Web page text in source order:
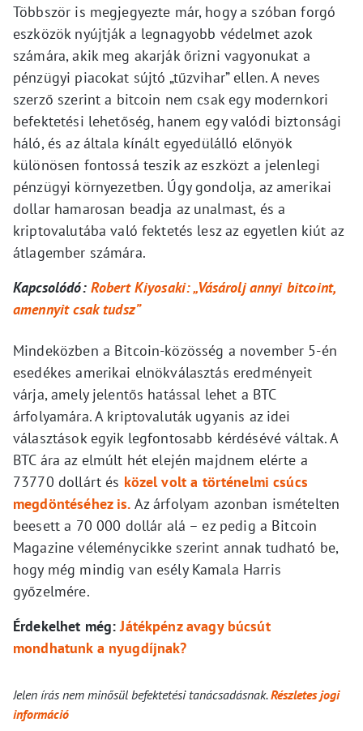
Többször is megjegyezte már, hogy a szóban forgó
eszközök nyújtják a legnagyobb védelmet azok
számára, akik meg akarják őrizni vagyonukat a
pénzügyi piacokat sújtó „tűzvihar” ellen. A neves
szerző szerint a bitcoin nem csak egy modernkori
befektetési lehetőség, hanem egy valódi biztonsági
háló, és az általa kínált egyedülálló előnyök
különösen fontossá teszik az eszközt a jelenlegi
pénzügyi környezetben. Úgy gondolja, az amerikai
dollar hamarosan beadja az unalmast, és a
kriptovalutába való fektetés lesz az egyetlen kiút az
átlagember számára.
Kapcsolódó: Robert Kiyosaki: „Vásárolj annyi bitcoint,
amennyit csak tudsz”
Mindeközben a Bitcoin-közösség a november 5-én
esedékes amerikai elnökválasztás eredményeit
várja, amely jelentős hatással lehet a BTC
árfolyamára. A kriptovaluták ugyanis az idei
választások egyik legfontosabb kérdésévé váltak. A
BTC ára az elmúlt hét elején majdnem elérte a
73770 dollárt és közel volt a történelmi csúcs
megdöntéséhez is. Az árfolyam azonban ismételten
beesett a 70 000 dollár alá – ez pedig a Bitcoin
Magazine véleménycikke szerint annak tudható be,
hogy még mindig van esély Kamala Harris
győzelmére.
Érdekelhet még: Játékpénz avagy búcsút
mondhatunk a nyugdíjnak?
Jelen írás nem minősül befektetési tanácsadásnak.Részletes jogi
információ